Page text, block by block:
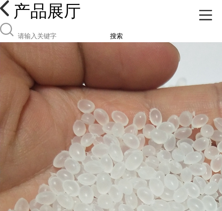
产品展厅
搜索